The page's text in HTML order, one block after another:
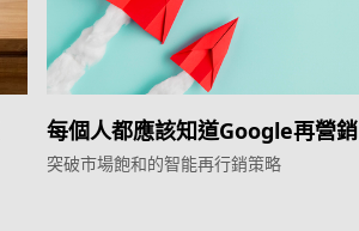
每個人都應該知道Google再營銷
突破市場飽和的智能再行銷策略